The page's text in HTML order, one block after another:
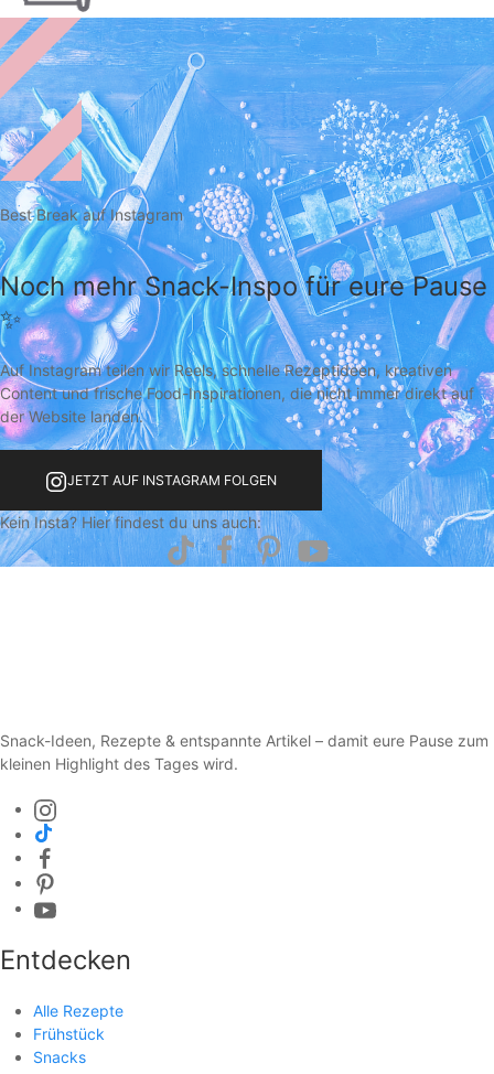
Best Break auf Instagram
Noch mehr Snack-Inspo für eure Pause
✨
Auf Instagram teilen wir Reels, schnelle Rezeptideen, kreativen
Content und frische Food-Inspirationen, die nicht immer direkt auf
der Website landen.
JETZT AUF INSTAGRAM FOLGEN
Kein Insta? Hier findest du uns auch:
Snack-Ideen, Rezepte & entspannte Artikel – damit eure Pause zum
kleinen Highlight des Tages wird.
Entdecken
Alle Rezepte
Frühstück
Snacks